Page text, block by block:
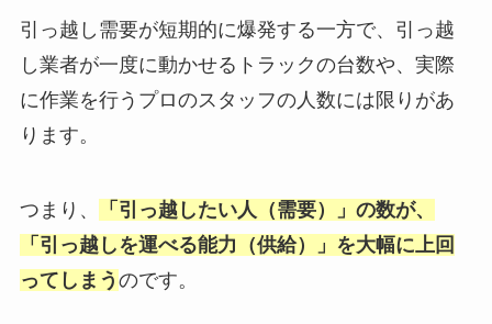
引っ越し需要が短期的に爆発する一方で、引っ越
し業者が一度に動かせるトラックの台数や、実際
に作業を行うプロのスタッフの人数には限りがあ
ります。
つまり、
「引っ越したい人（需要）」の数が、
「引っ越しを運べる能力（供給）」を大幅に上回
ってしまう のです。